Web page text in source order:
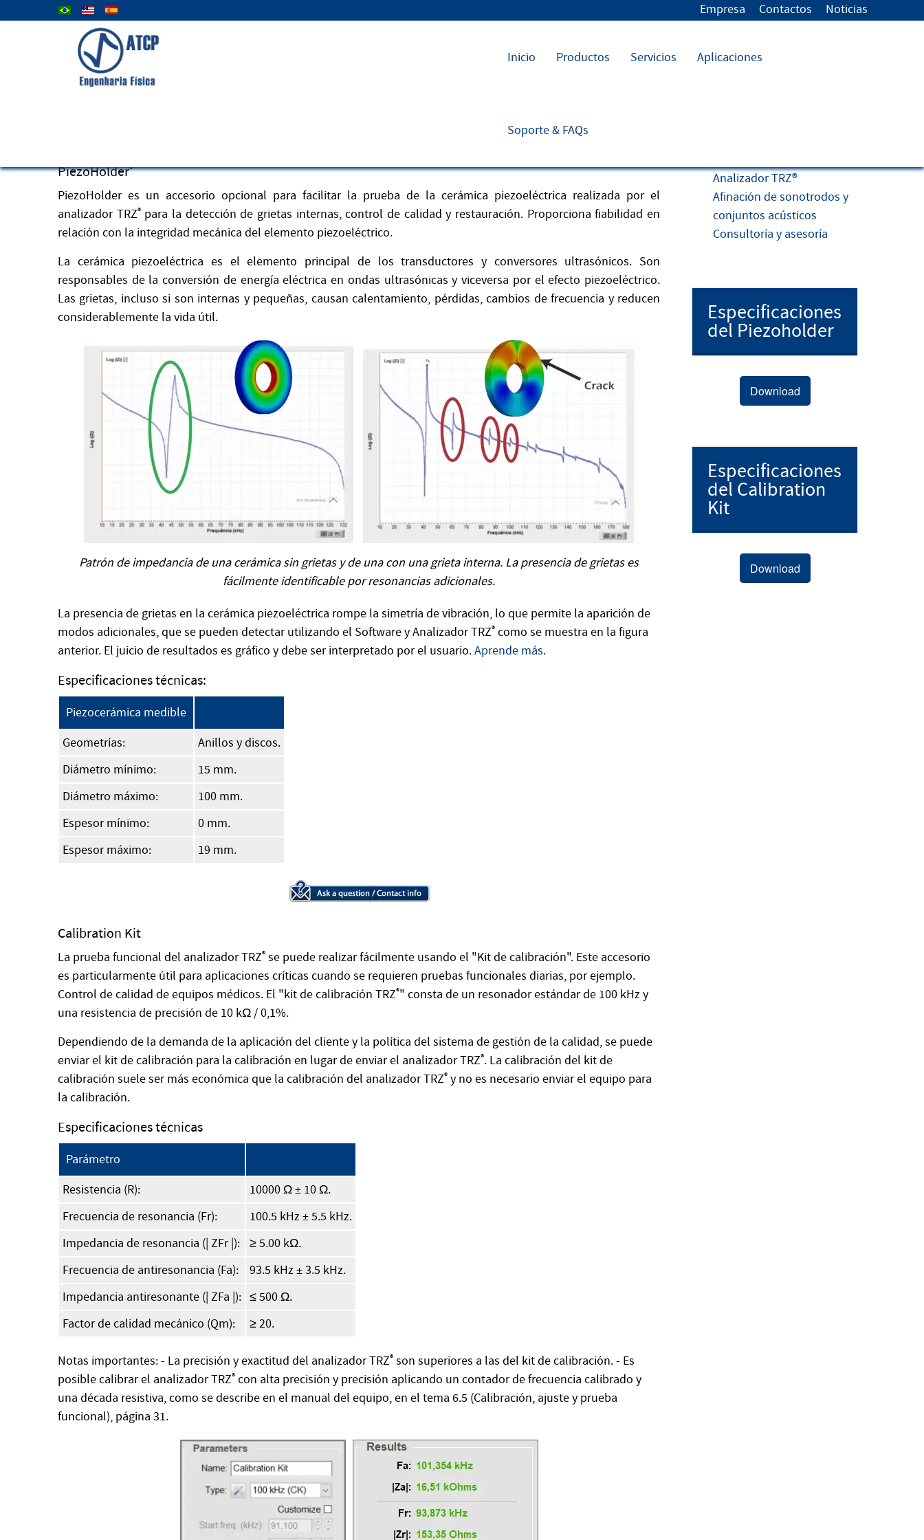
Seleccione su idioma Empresa Contactos Noticias
Inicio Productos Servicios Aplicaciones
Soporte & FAQs
PiezoHolder®
PiezoHolder es un accesorio opcional para facilitar la prueba de la cerámica piezoeléctrica realizada por el
analizador TRZ®para la detección de grietas internas, control de calidad y restauración. Proporciona fiabilidad en
relación con la integridad mecánica del elemento piezoeléctrico.
La cerámica piezoeléctrica es el elemento principal de los transductores y conversores ultrasónicos. Son
responsables de la conversión de energía eléctrica en ondas ultrasónicas y viceversa por el efecto piezoeléctrico.
Las grietas, incluso si son internas y pequeñas, causan calentamiento, pérdidas, cambios de frecuencia y reducen
considerablemente la vida útil.
Patrón de impedancia de una cerámica sin grietas y de una con una grieta interna. La presencia de grietas es
fácilmente identificable por resonancias adicionales.
La presencia de grietas en la cerámica piezoeléctrica rompe la simetría de vibración, lo que permite la aparición de
modos adicionales, que se pueden detectar utilizando el Software y Analizador TRZ® como se muestra en la figura
anterior. El juicio de resultados es gráfico y debe ser interpretado por el usuario.Aprende más.
Especificaciones técnicas:
Piezocerámica medible
Geometrías:
Anillos y discos.
Diámetro mínimo:
15 mm.
Diámetro máximo:
100 mm.
Espesor mínimo:
0 mm.
Espesor máximo:
19 mm.
Calibration Kit
La prueba funcional del analizador TRZ® se puede realizar fácilmente usando el "Kit de calibración". Este accesorio
es particularmente útil para aplicaciones críticas cuando se requieren pruebas funcionales diarias, por ejemplo.
Control de calidad de equipos médicos. El "kit de calibración TRZ®" consta de un resonador estándar de 100 kHz y
una resistencia de precisión de 10 kΩ / 0,1%.
Dependiendo de la demanda de la aplicación del cliente y la política del sistema de gestión de la calidad, se puede
enviar el kit de calibración para la calibración en lugar de enviar el analizador TRZ®. La calibración del kit de
calibración suele ser más económica que la calibración del analizador TRZ® y no es necesario enviar el equipo para
la calibración.
Especificaciones técnicas
Parámetro
Resistencia (R):
10000 Ω ± 10 Ω.
Frecuencia de resonancia (Fr):
100.5 kHz ± 5.5 kHz.
Impedancia de resonancia (| ZFr |):
≥ 5.00 kΩ.
Frecuencia de antiresonancia (Fa):
93.5 kHz ± 3.5 kHz.
Impedancia antiresonante (| ZFa |): ≤ 500 Ω.
Factor de calidad mecánico (Qm):
≥ 20.
Notas importantes: - La precisión y exactitud del analizador TRZ® son superiores a las del kit de calibración. - Es
posible calibrar el analizador TRZ® con alta precisión y precisión aplicando un contador de frecuencia calibrado y
una década resistiva, como se describe en el manual del equipo, en el tema 6.5 (Calibración, ajuste y prueba
funcional), página 31.
Analizador TRZ®
Afinación de sonotrodos y
conjuntos acústicos
Consultoría y asesoría
Especificaciones
del Piezoholder
Download
Especificaciones
del Calibration
Kit
Download